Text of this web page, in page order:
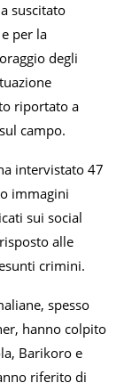
suscitato
per la
degli
riportato a
campo.
intervistato 47
immagini
sui social
alle
crimini.
spesso
hanno colpito
Barikoro e
riferito di